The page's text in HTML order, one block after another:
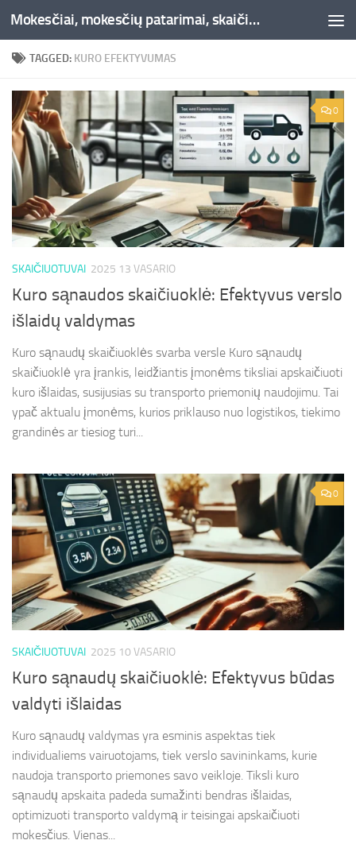
Skip to content Mokesčiai, mokesčių patarimai, skaičiuoklės, straipsniai -Liepaja.lt
TAGGED: KURO EFEKTYVUMAS
0
SKAIČIUOTUVAI 2025 13 VASARIO
Kuro sąnaudos skaičiuoklė: Efektyvus verslo
išlaidų valdymas
Kuro sąnaudų skaičiuoklės svarba versle Kuro sąnaudų
skaičiuoklė yra įrankis, leidžiantis įmonėms tiksliai apskaičiuoti
kuro išlaidas, susijusias su transporto priemonių naudojimu. Tai
ypač aktualu įmonėms, kurios priklauso nuo logistikos, tiekimo
grandinės ar tiesiog turi...
0
SKAIČIUOTUVAI 2025 10 VASARIO
Kuro sąnaudų skaičiuoklė: Efektyvus būdas
valdyti išlaidas
Kuro sąnaudų valdymas yra esminis aspektas tiek
individualiems vairuotojams, tiek verslo savininkams, kurie
naudoja transporto priemones savo veikloje. Tiksli kuro
sąnaudų apskaita padeda sumažinti bendras išlaidas,
optimizuoti transporto valdymą ir teisingai apskaičiuoti
mokesčius. Vienas...